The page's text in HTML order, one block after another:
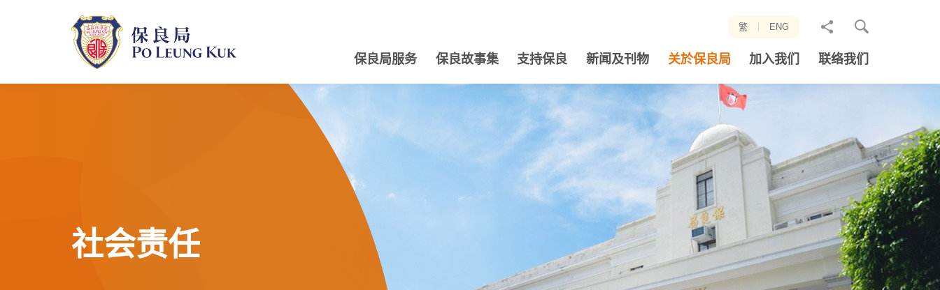
繁 ENG
分
至
保良局服务 保良故事集 支持保良 新闻及刊物 关於保良局 加入我们 联络我们
社会责任